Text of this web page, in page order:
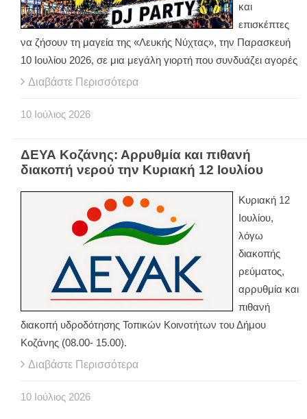
και
επισκέπτες
να ζήσουν τη μαγεία της «Λευκής Νύχτας», την Παρασκευή
10 Ιουλίου 2026, σε μια μεγάλη γιορτή που συνδυάζει αγορές
Διαβάστε Περισσότερα
10 Ιούλιος 2026
ΔΕΥΑ Κοζάνης: Αρρυθμία και πιθανή
διακοπή νερού την Κυριακή 12 Ιουλίου
Κυριακή 12
Ιουλίου,
λόγω
διακοπής
ρεύματος,
αρρυθμία και
πιθανή
διακοπή υδροδότησης Τοπικών Κοινοτήτων του Δήμου
Κοζάνης (08.00- 15.00).
Διαβάστε Περισσότερα
10 Ιούλιος 2026